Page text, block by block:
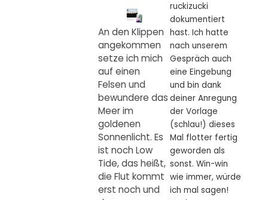
An den Klippen
angekommen
setze ich mich
auf einen
Felsen und
bewundere das
Meer im
goldenen
Sonnenlicht. Es
ist noch Low
Tide, das heißt,
die Flut kommt
erst noch und
ruckizucki
dokumentiert
hast. Ich hatte
nach unserem
Gespräch auch
eine Eingebung
und bin dank
deiner Anregung
der Vorlage
(schlau!) dieses
Mal flotter fertig
geworden als
sonst. Win-win
wie immer, würde
ich mal sagen!